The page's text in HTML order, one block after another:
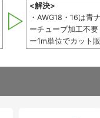
<解決>
・AWG18・16は青
ーチューブ加工不要
ー1m単位でカット